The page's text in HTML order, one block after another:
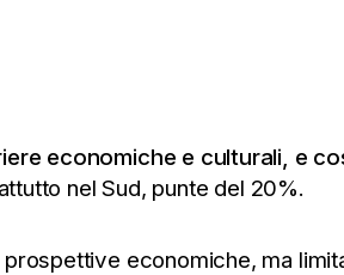
economiche e culturali, e
nel Sud, punte del 20%.
economiche, ma